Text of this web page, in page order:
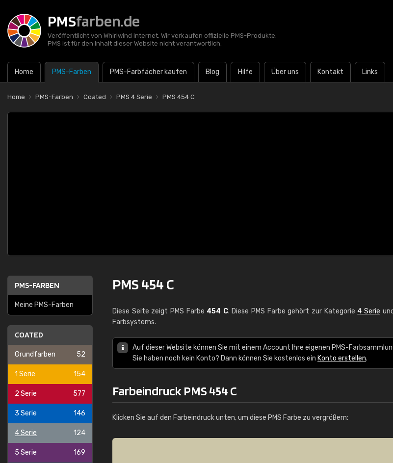
PMSfarben.de
Veröffentlicht von Whirlwind Internet. Wir verkaufen offizielle PMS-Produkte.
PMS ist für den Inhalt dieser Website nicht verantwortlich.
Home PMS-Farben PMS-Farbfächer kaufen Blog Hilfe Über uns Kontakt Links
Home PMS-Farben Coated PMS 4 Serie PMS 454 C
PMS-FARBEN
Meine PMS-Farben
COATED
Grundfarben 52
1 Serie 154
2 Serie 577
3 Serie 146
4 Serie 124
5 Serie 169
PMS 454 C
Diese Seite zeigt PMS Farbe 454 C. Diese PMS Farbe gehört zur Kategorie 4 Serie
Farbsystems.
Auf dieser Website können Sie mit einem Account Ihre eigenen PMS-
Sie haben noch kein Konto? Dann können Sie kostenlos ein Konto erstellen.
Farbeindruck PMS 454 C
Klicken Sie auf den Farbeindruck unten, um diese PMS Farbe zu vergrößern: